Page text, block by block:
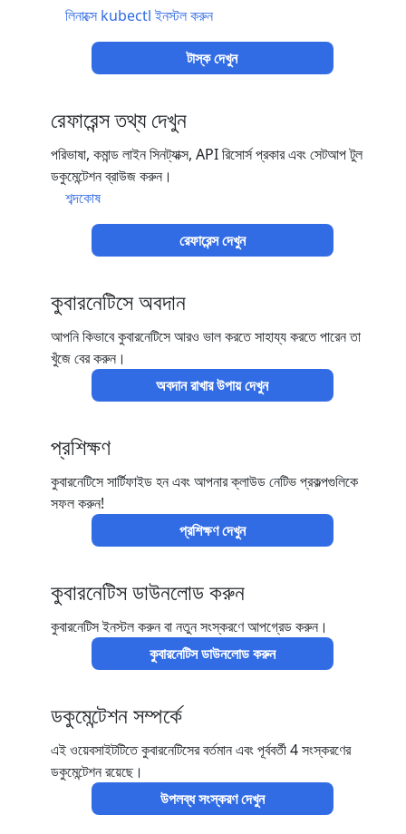
লিনাক্সে kubectl ইনস্টল করুন
টাস্ক দেখুন
রেফারেন্স তথ্য দেখুন
পরিভাষা, কমান্ড লাইন সিনট্যাক্স, API রিসোর্স প্রকার এবং সেটআপ টুল
ডকুমেন্টেশন ব্রাউজ করুন।
শব্দকোষ
রেফারেন্স দেখুন
কুবারনেটিসে অবদান
আপনি কিভাবে কুবারনেটিসে আরও ভাল করতে সাহায্য করতে পারেন তা
খুঁজে বের করুন।
অবদান রাখার উপায় দেখুন
প্রশিক্ষণ
কুবারনেটিসে সার্টিফাইড হন এবং আপনার ক্লাউড নেটিভ প্রকল্পগুলিকে
সফল করুন!
প্রশিক্ষণ দেখুন
কুবারনেটিস ডাউনলোড করুন
কুবারনেটিস ইনস্টল করুন বা নতুন সংস্করণে আপগ্রেড করুন।
কুবারনেটিস ডাউনলোড করুন
ডকুমেন্টেশন সম্পর্কে
এই ওয়েবসাইটটিতে কুবারনেটিসের বর্তমান এবং পূর্ববর্তী 4 সংস্করণের
ডকুমেন্টেশন রয়েছে।
উপলব্ধ সংস্করণ দেখুন